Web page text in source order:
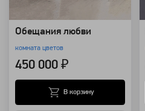
Обещания любви
комната цветов
450 000 ₽
В корзину